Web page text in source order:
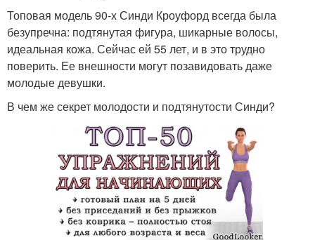
Топовая модель 90-х Синди Кроуфорд всегда была
безупречна: подтянутая фигура, шикарные волосы,
идеальная кожа. Сейчас ей 55 лет, и в это трудно
поверить. Ее внешности могут позавидовать даже
молодые девушки.
В чем же секрет молодости и подтянутости Синди?